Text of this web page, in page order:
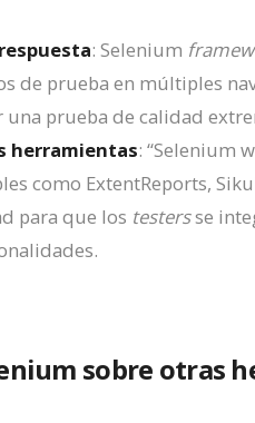
: Selenium
de prueba en múltiples
una prueba de calidad
herramientas: “Selenium
como ExtentReports,
para que los testersse
sobre otras